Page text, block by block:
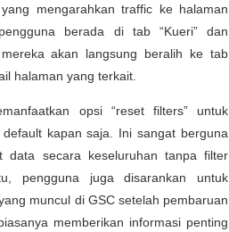
mengarahkan traffic ke halaman
berada di tab “Kueri” dan
akan langsung beralih ke tab
halaman yang terkait.
opsi “reset filters” untuk
kapan saja. Ini sangat berguna
data secara keseluruhan tanpa filter
pengguna juga disarankan untuk
muncul di GSC setelah pembaruan
memberikan informasi penting